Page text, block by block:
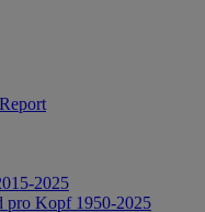
2025
pro Kopf 1950-2025